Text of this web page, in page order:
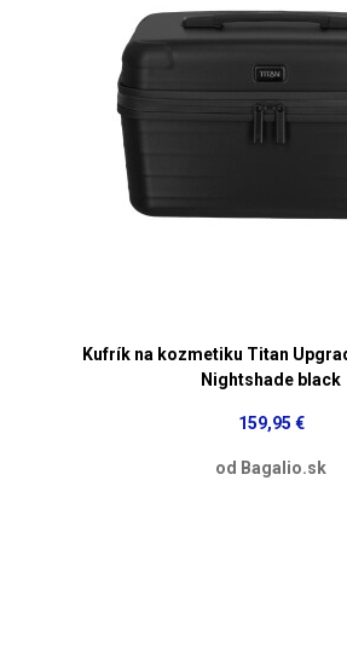
Kufrík na kozmetiku Titan
Nightshade black
159,95 €
od Bagalio.sk